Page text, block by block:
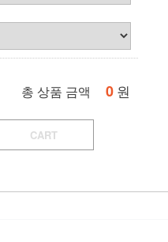
총 상품 금액 0 원
CART